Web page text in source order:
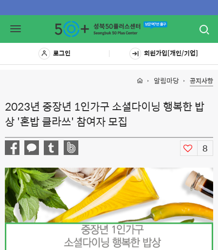
Toggle
로그인 회원가입[개인/기업]
알림마당 공지사항
2023년 중장년 1인가구 소셜다이닝 행복한 밥
상 '혼밥 클라쓰' 참여자 모집
8